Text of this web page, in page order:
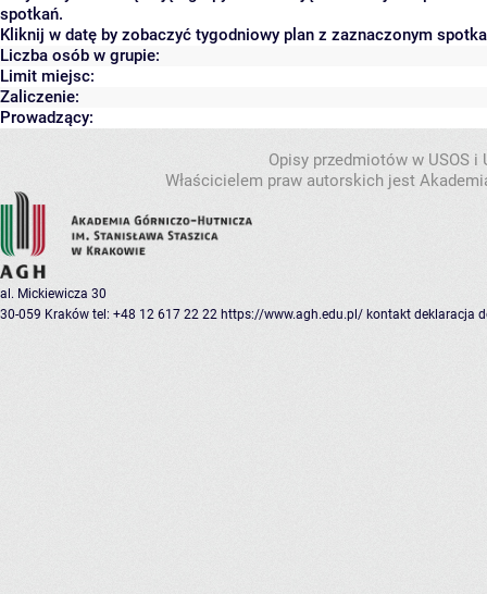
spotkań.
Kliknij w datę by zobaczyć tygodniowy plan z zaznaczonym
Liczba osób w grupie:
Limit miejsc:
Zaliczenie:
Prowadzący:
Opisy przedmiotów w USOS
Właścicielem praw autorskich jest
al. Mickiewicza 30
30-059 Kraków tel: +48 12 617 22 22 https://www.agh.edu.pl/ kontakt deklaracja